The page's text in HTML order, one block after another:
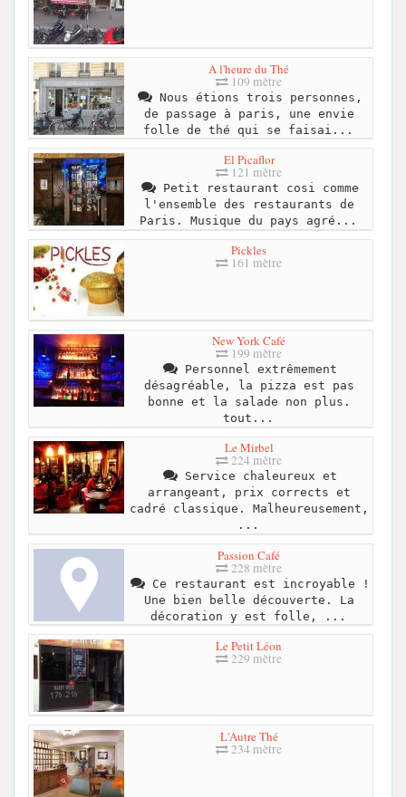
A l'heure du Thé
109 mètre
Nous étions trois personnes,
de passage à paris, une envie
folle de thé qui se faisai...
El Picaflor
121 mètre
Petit restaurant cosi comme
l'ensemble des restaurants de
Paris. Musique du pays agré...
Pickles
161 mètre
New York Café
199 mètre
Personnel extrêmement
désagréable, la pizza est pas
bonne et la salade non plus.
tout...
Le Mirbel
224 mètre
Service chaleureux et
arrangeant, prix corrects et
cadré classique. Malheureusement,
...
Passion Café
228 mètre
Ce restaurant est incroyable !
Une bien belle découverte. La
décoration y est folle, ...
Le Petit Léon
229 mètre
L'Autre Thé
234 mètre